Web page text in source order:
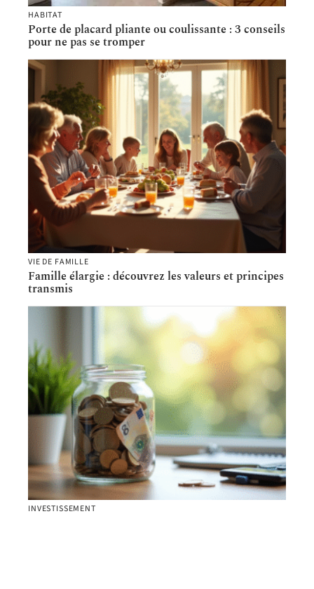
HABITAT
Porte de placard pliante ou coulissante : 3 conseils
pour ne pas se tromper
VIE DE FAMILLE
Famille élargie : découvrez les valeurs et principes
transmis
INVESTISSEMENT